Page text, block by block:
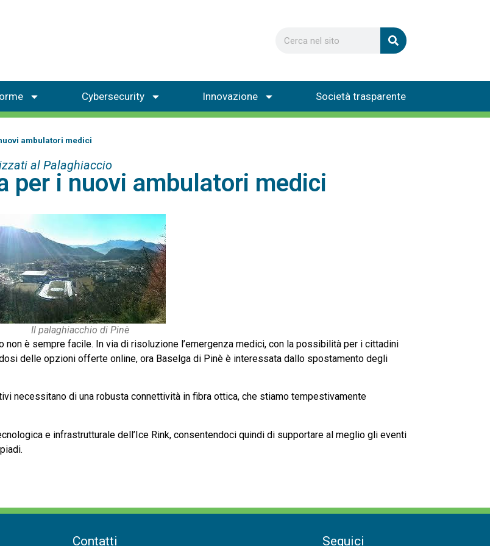
Cybersecurity Innovazione Società trasparente
ambulatori medici
al Palaghiaccio
per i nuovi ambulatori medici
Il palaghiacchio di Pinè
non è sempre facile. In via di risoluzione l’emergenza medici, con la possibilità per i cittadini
delle opzioni offerte online, ora Baselga di Pinè è interessata dallo spostamento degli
necessitano di una robusta connettività in fibra ottica, che stiamo tempestivamente
e infrastrutturale dell’Ice Rink, consentendoci quindi di supportare al meglio gli eventi
Contatti Seguici